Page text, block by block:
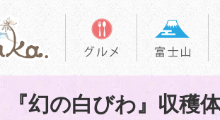
『幻の白びわ』収穫